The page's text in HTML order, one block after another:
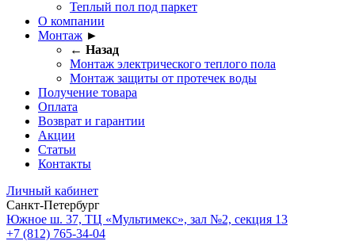
Теплый пол под паркет
О компании
Монтаж ►
← Назад
Монтаж электрического теплого пола
Монтаж защиты от протечек воды
Получение товара
Оплата
Возврат и гарантии
Акции
Статьи
Контакты
Личный кабинет
Санкт-Петербург
Южное ш. 37, ТЦ «Мультимекс», зал №2, секция 13
+7 (812) 765-34-04